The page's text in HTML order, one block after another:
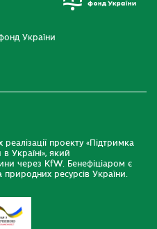
України
проекту «Підтримка
Україні», який
через KfW. Бенефіціаром є
природних ресурсів України.